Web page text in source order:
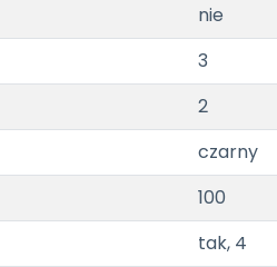
nie
3
2
czarny
100
tak, 4